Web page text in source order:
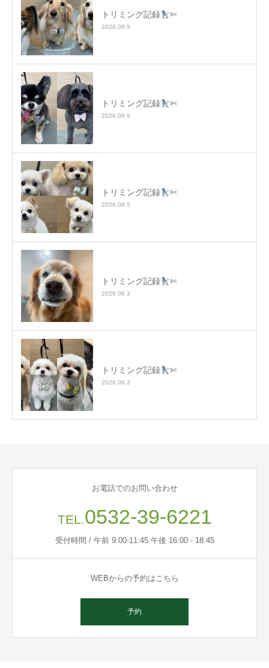
トリミング記録 ✄
2026.08.9
トリミング記録 ✄
2026.08.9
トリミング記録 ✄
2026.08.5
トリミング記録 ✄
2026.08.3
トリミング記録 ✄
2026.08.3
お電話でのお問い合わせ
TEL.0532-39-6221
受付時間 / 午前 9:00-11:45 午後 16:00 - 18:45
WEBからの予約はこちら
予約